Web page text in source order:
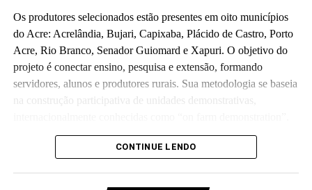
Os produtores selecionados estão presentes em oito municípios
do Acre: Acrelândia, Bujari, Capixaba, Plácido de Castro, Porto
Acre, Rio Branco, Senador Guiomard e Xapuri. O objetivo do
projeto é conectar ensino, pesquisa e extensão, formando
servidores, alunos e produtores rurais. Sua metodologia se baseia
na construção participativa de unidades demonstrativas,
Orçado em R$ 5,7 milhões e executado em parceria com a
CONTINUE LENDO